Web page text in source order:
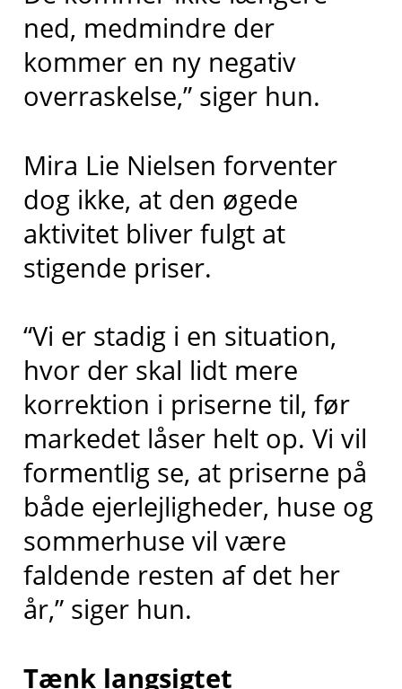
ned, medmindre der
kommer en ny negativ
overraskelse,” siger hun.
Mira Lie Nielsen forventer
dog ikke, at den øgede
aktivitet bliver fulgt at
stigende priser.
“Vi er stadig i en situation,
hvor der skal lidt mere
korrektion i priserne til, før
markedet låser helt op. Vi vil
formentlig se, at priserne på
både ejerlejligheder, huse og
sommerhuse vil være
faldende resten af det her
år,” siger hun.
Tænk langsigtet